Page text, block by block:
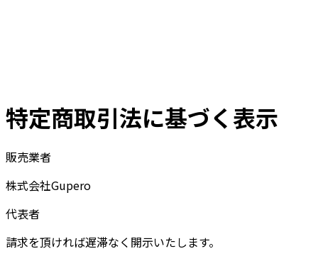
特定商取引法に基づく表示
販売業者
株式会社Gupero
代表者
請求を頂ければ遅滞なく開示いたします。